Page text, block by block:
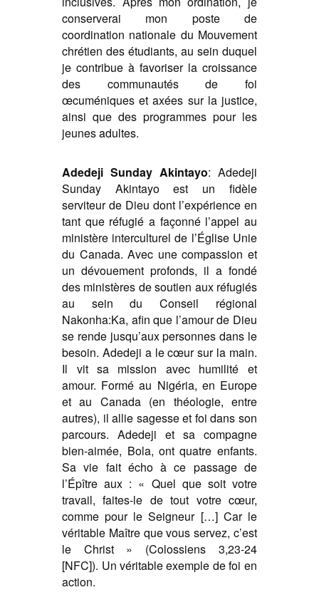
conserverai mon poste de
coordination nationale du Mouvement
chrétien des étudiants, au sein duquel
je contribue à favoriser la croissance
des communautés de foi
œcuméniques et axées sur la justice,
ainsi que des programmes pour les
jeunes adultes.
Adedeji Sunday Akintayo: Adedeji
Sunday Akintayo est un fidèle
serviteur de Dieu dont l’expérience en
tant que réfugié a façonné l’appel au
ministère interculturel de l’Église Unie
du Canada. Avec une compassion et
un dévouement profonds, il a fondé
des ministères de soutien aux réfugiés
au sein du Conseil régional
Nakonha:Ka, afin que l’amour de Dieu
se rende jusqu’aux personnes dans le
besoin. Adedeji a le cœur sur la main.
Il vit sa mission avec humilité et
amour. Formé au Nigéria, en Europe
et au Canada (en théologie, entre
autres), il allie sagesse et foi dans son
parcours. Adedeji et sa compagne
bien-aimée, Bola, ont quatre enfants.
Sa vie fait écho à ce passage de
l’Épître aux : « Quel que soit votre
travail, faites-le de tout votre cœur,
comme pour le Seigneur […] Car le
véritable Maître que vous servez, c’est
le Christ » (Colossiens 3,23-24
[NFC]). Un véritable exemple de foi en
action.